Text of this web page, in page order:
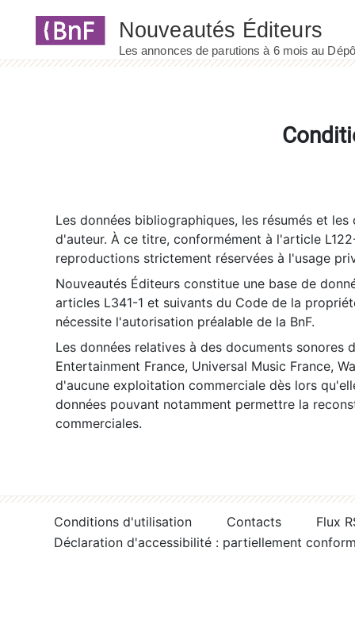
Les données bibliographiques, les résumés et
d'auteur. À ce titre, conformément à l'article
reproductions strictement réservées à l'usage
Nouveautés Éditeurs constitue une base de
articles L341-1 et suivants du Code de la
nécessite l'autorisation préalable de la BnF.
Les données relatives à des documents sonores
Entertainment France, Universal Music France,
d'aucune exploitation commerciale dès lors
données pouvant notamment permettre la
commerciales.
Conditions d'utilisation Contacts
Flux
Déclaration d'accessibilité : partiellement